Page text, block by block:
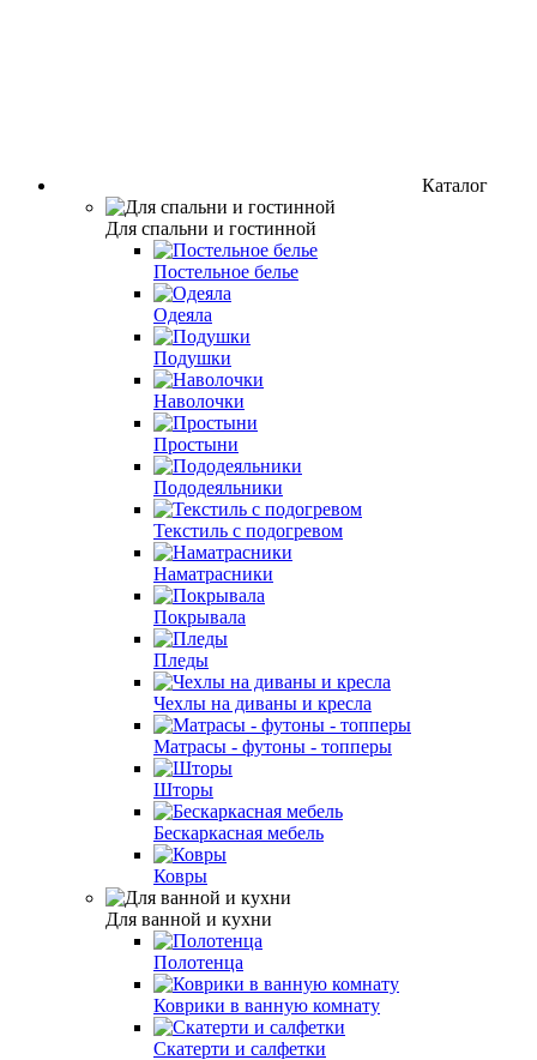
Каталог
Для спальни и гостинной
Постельное белье
Одеяла
Подушки
Наволочки
Простыни
Пододеяльники
Текстиль с подогревом
Наматрасники
Покрывала
Пледы
Чехлы на диваны и кресла
Матрасы - футоны - топперы
Шторы
Бескаркасная мебель
Ковры
Для ванной и кухни
Полотенца
Коврики в ванную комнату
Скатерти и салфетки